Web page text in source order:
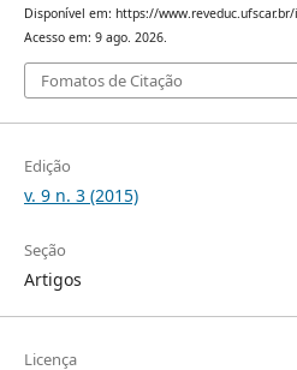
Disponível em: https://
Acesso em: 9 ago. 2026.
Fomatos de Citação
Edição
v. 9 n. 3 (2015)
Seção
Artigos
Licença